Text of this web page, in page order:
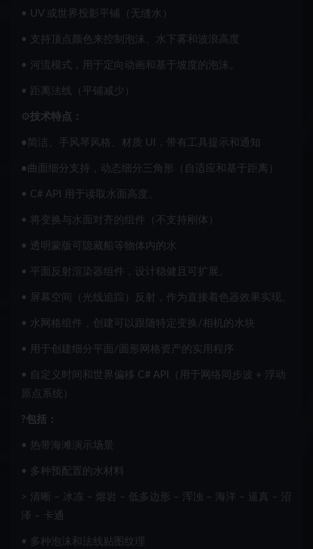
• UV 或世界投影平铺（无缝水）
• 支持顶点颜色来控制泡沫、水下雾和波浪高度
• 河流模式，用于定向动画和基于坡度的泡沫。
• 距离法线（平铺减少）
⚙️技术特点：
• 简洁、手风琴风格、材质 UI，带有工具提示和通知
• 曲面细分支持，动态细分三角形（自适应和基于距离）
• C# API 用于读取水面高度。
• 将变换与水面对齐的组件（不支持刚体）
• 透明蒙版可隐藏船等物体内的水
• 平面反射渲染器组件，设计稳健且可扩展。
• 屏幕空间（光线追踪）反射，作为直接着色器效果实现。
• 水网格组件，创建可以跟随特定变换/相机的水块
• 用于创建细分平面/圆形网格资产的实用程序
• 自定义时间和世界偏移 C# API（用于网络同步波 + 浮动
原点系统）
?包括：
• 热带海滩演示场景
• 多种预配置的水材料
> 清晰 – 冰冻 – 熔岩 – 低多边形 – 浑浊 – 海洋 – 逼真 – 沼
泽 – 卡通
• 多种泡沫和法线贴图纹理